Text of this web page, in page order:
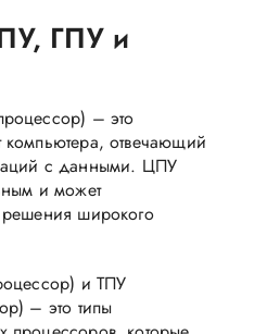
ГПУ и
– это
отвечающий
с данными. ЦПУ
и может
решения широкого
и ТПУ
– это типы